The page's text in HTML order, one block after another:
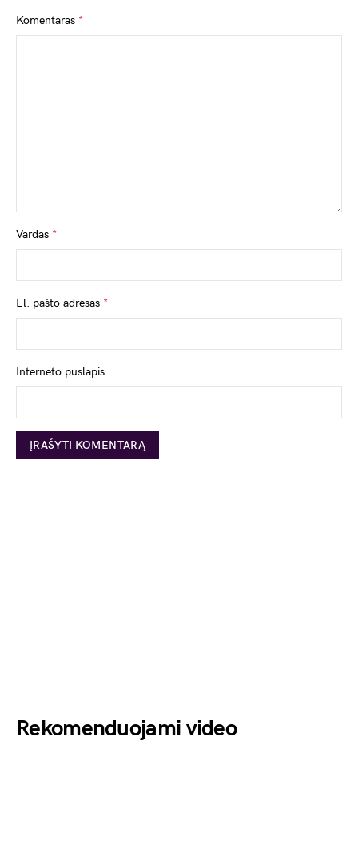
Komentaras *
Vardas *
El. pašto adresas *
Interneto puslapis
Rekomenduojami video